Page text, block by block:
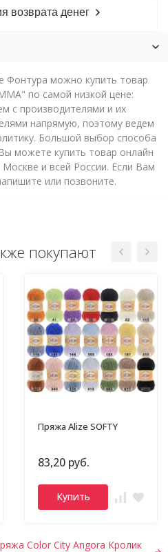
возврата денег
Фонтура можно купить товар
по самой низкой цене:
с производителями и их
напрямую, поэтому ведем
Большой выбор способа
можете купить товар онлайн
и всей России. Если Вам
или позвоните.
покупают
Пряжа Alize SOFTY
83,20 руб.
Купить
Color City Angora Кролик